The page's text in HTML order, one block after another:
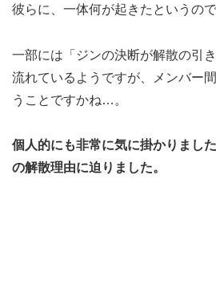
彼らに、一体何が起きたというの
一部には「ジンの決断が解散の引
流れているようですが、メンバー
うことですかね…。
個人的にも非常に気に掛かりまし
の解散理由に迫りました。